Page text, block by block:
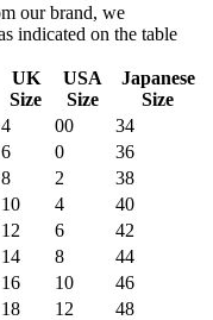
our brand, we
indicated on the table
UK
Size
USA
Size
Japanese
Size
4 00
34
6 0
36
8 2
38
10 4
40
12 6
42
14 8
44
16 10
46
18 12
48